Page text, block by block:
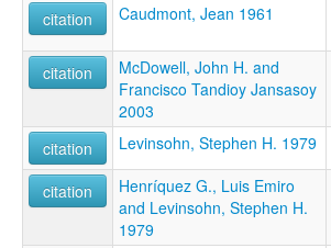
citation
Caudmont, Jean 1961
citation
McDowell, John H. and
Francisco Tandioy Jansasoy
2003
citation Levinsohn, Stephen H. 1979
citation
Henríquez G., Luis Emiro
and Levinsohn, Stephen H.
1979